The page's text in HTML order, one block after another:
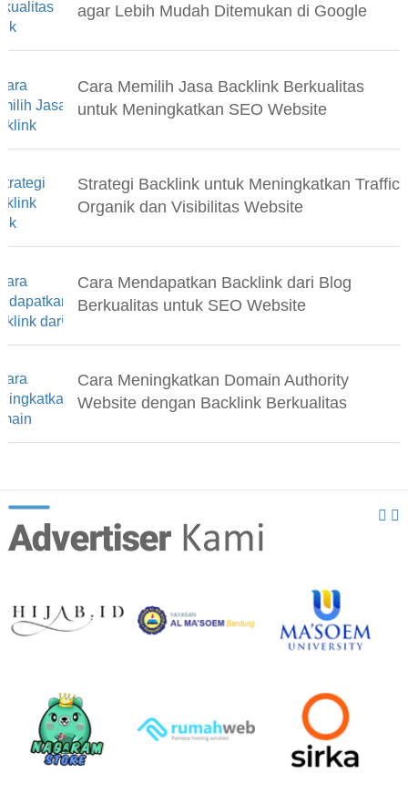
agar Lebih Mudah Ditemukan di Google
Cara Memilih Jasa Backlink Berkualitas
untuk Meningkatkan SEO Website
Strategi Backlink untuk Meningkatkan Traffic
Organik dan Visibilitas Website
Cara Mendapatkan Backlink dari Blog
Berkualitas untuk SEO Website
Cara Meningkatkan Domain Authority
Website dengan Backlink Berkualitas